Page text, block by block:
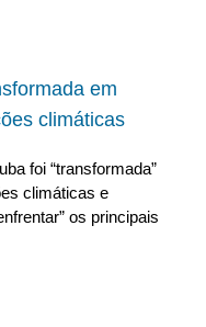
em
climáticas
foi “transformada”
climáticas e
os principais